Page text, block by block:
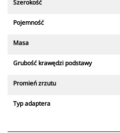
Szerokość
Pojemność
Masa
Grubość krawędzi podstawy
Promień zrzutu
Typ adaptera